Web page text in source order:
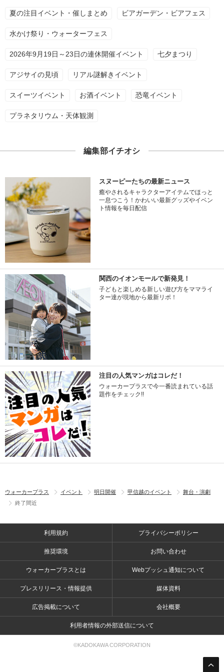
夏の注目イベント・催しまとめ ビアガーデン・ビアフェス
水かけ祭り・ウォーターフェス
2026年9月19日～23日の連休開催イベント 七夕まつり
アジサイの見頃 リアル謎解きイベント
スイーツイベント お酒イベント 恐竜イベント
プラネタリウム・天体観測
編集部イチオシ
スヌーピーたちの最新ニュース
癒やされるキャラクターアイテムでほっと
一息つこう！かわいい最新グッズやイベン
ト情報を毎日配信
関西のイオンモールで新発見！
子どもと楽しめる新しい遊び方をママライ
ター達が現地から最新リポ！
注目の人気マンガはコレだ！
ウォーカープラスで今一番読まれている話
題作をチェック!!
ウォーカープラス イベント 明日開催 甲信越のイベント
舞台・演劇
終了間近
利用規約 プライバシーポリシー
推奨環境 お問い合わせ
ウォーカープラスとは Webプッシュ通知について
プレスリリース・情報提供 媒体資料
広告掲載について 会社概要
利用者情報の外部送信について
©KADOKAWA CORPORATION